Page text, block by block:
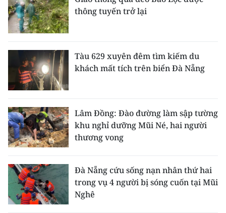
thông tuyến trở lại
Tàu 629 xuyên đêm tìm kiếm du
khách mất tích trên biển Đà Nẵng
Lâm Đồng: Đào đường làm sập tường
khu nghỉ dưỡng Mũi Né, hai người
thương vong
Đà Nẵng cứu sống nạn nhân thứ hai
trong vụ 4 người bị sóng cuốn tại Mũi
Nghê